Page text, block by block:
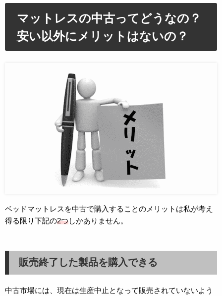
マットレスの中古ってどうなの？
安い以外にメリットはないの？
ベッドマットレスを中古で購入することのメリットは私が考え
得る限り下記の2つ しかありません。
販売終了した製品を購入できる
中古市場には、現在は生産中止となって販売されていないよう